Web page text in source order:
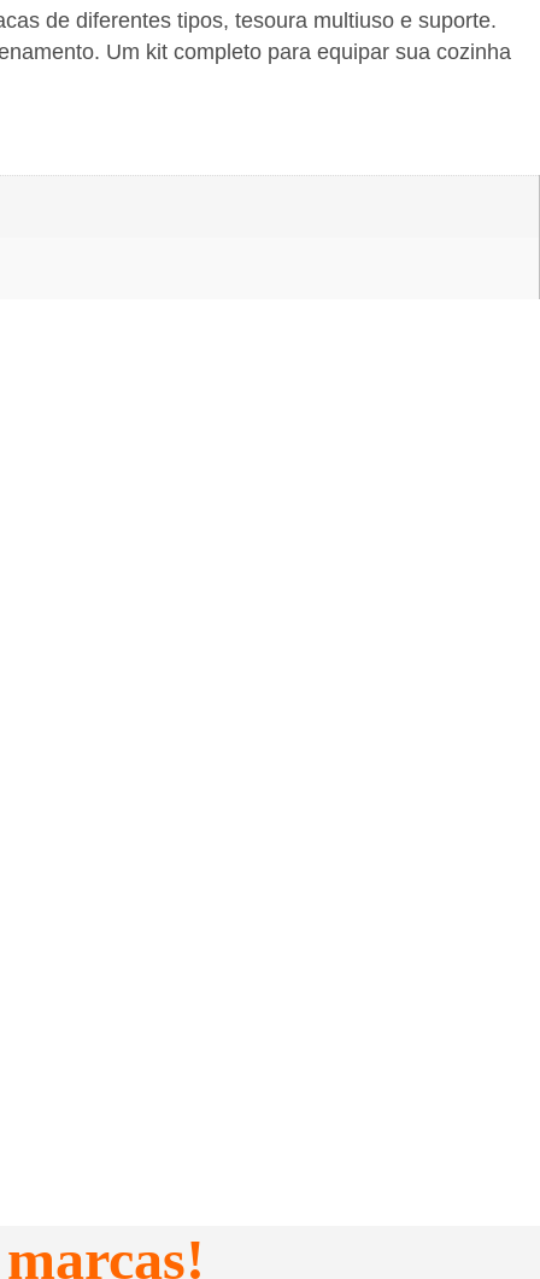
de diferentes tipos, tesoura multiuso e suporte.
Um kit completo para equipar sua cozinha